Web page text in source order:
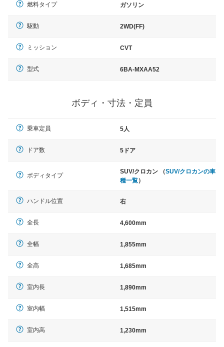
燃料タイプ ガソリン
駆動 2WD(FF)
ミッション CVT
型式 6BA-MXAA52
ボディ・寸法・定員
乗車定員 5人
ドア数 5ドア
ボディタイプ
SUV/クロカン （SUV/クロカンの車
種一覧）
ハンドル位置 右
全長 4,600mm
全幅 1,855mm
全高 1,685mm
室内長 1,890mm
室内幅 1,515mm
室内高 1,230mm